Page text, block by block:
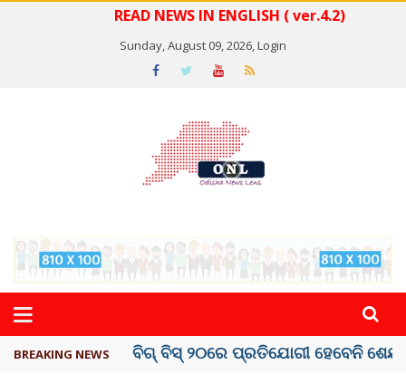
READ NEWS IN ENGLISH ( ver.4.2)
Sunday, August 09, 2026,Login
BREAKING NEWS ଅମରନାଥ ଯାତ୍ରା ସ୍ଥଗିତ